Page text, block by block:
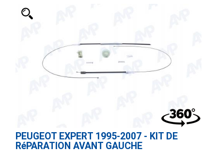
QUI SOMMES-NOUS?
PEUGEOT EXPERT 1995-2007 - KIT DE
RéPARATION AVANT GAUCHE